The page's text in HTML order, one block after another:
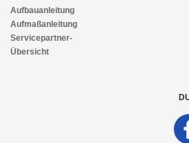
Aufbauanleitung
Aufmaßanleitung
Servicepartner-
Übersicht